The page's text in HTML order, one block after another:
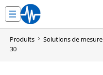
contenu
Produits Solutions de mesure
30